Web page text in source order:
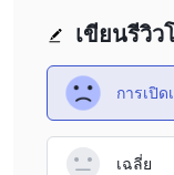
เปิดใช้งานได้ แต่ไม่มี
ความกังวลเกี่ยวกับก
การกำกับดูแลจากหน่ว
ปฏิบัติตามกฎระเบียบจ
การซื้อขายกับบริษัทนี้
เขียนรีวิว
การเปิด
เฉลี่ย